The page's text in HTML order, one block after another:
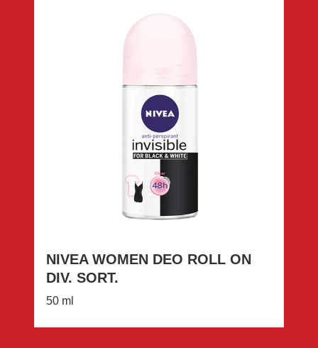
NIVEA WOMEN DEO ROLL ON
DIV. SORT.
50 ml